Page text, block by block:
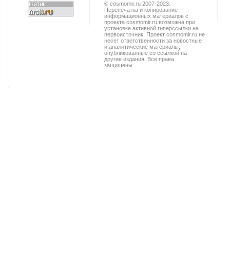
© cosmomir.ru 2007-2023.
Перепечатка и копирование
информационных материалов с
проекта cosmomir.ru возможна при
установке активной гиперссылки на
первоисточник. Проект cosmomir.ru не
несет ответственности за новостные
и аналитические материалы,
опубликованные со ссылкой на
другие издания. Все права
защищены.